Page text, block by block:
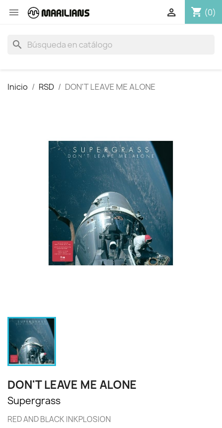
 shopping_cart (0)

search
Inicio RSD DON'T LEAVE ME ALONE
DON'T LEAVE ME ALONE
Supergrass
RED AND BLACK INKPLOSION